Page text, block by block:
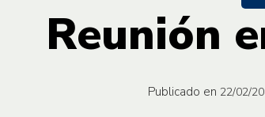
Reunión
Publicado en 22/02/